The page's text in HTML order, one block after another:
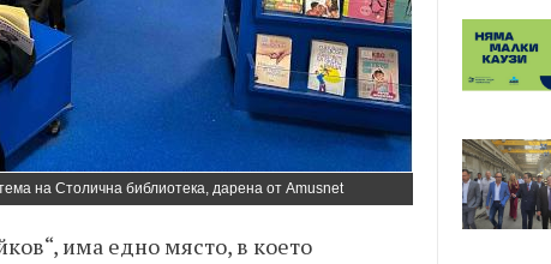
на Столична библиотека, дарена от Amusnet
има едно място, в което